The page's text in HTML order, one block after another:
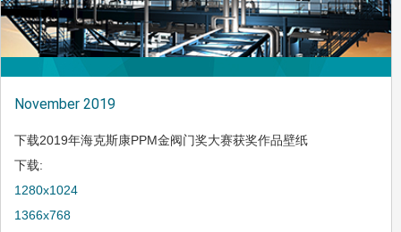
November 2019
下载2019年海克斯康PPM金阀门奖大赛获奖作品壁纸
下载:
1280x1024
1366x768